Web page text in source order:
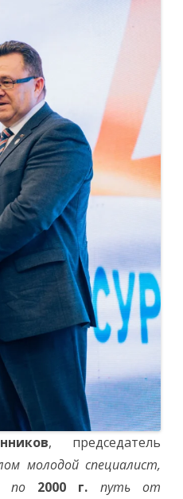
, председатель
молодой специалист,
по 2000 г. путь от